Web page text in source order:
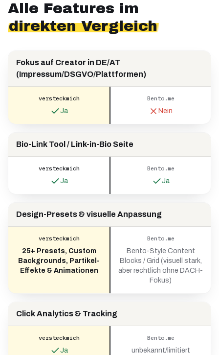
Alle Features im
direkten Vergleich
Fokus auf Creator in DE/AT
(Impressum/DSGVO/Plattformen)
versteckmich
Ja
Bento.me
Nein
Bio-Link Tool / Link-in-Bio Seite
versteckmich
Ja
Bento.me
Ja
Design-Presets & visuelle Anpassung
versteckmich
25+ Presets, Custom
Backgrounds, Partikel-
Effekte & Animationen
Bento.me
Bento-Style Content
Blocks / Grid (visuell stark,
aber rechtlich ohne DACH-
Fokus)
Click Analytics & Tracking
versteckmich
Ja
Bento.me
unbekannt/limitiert